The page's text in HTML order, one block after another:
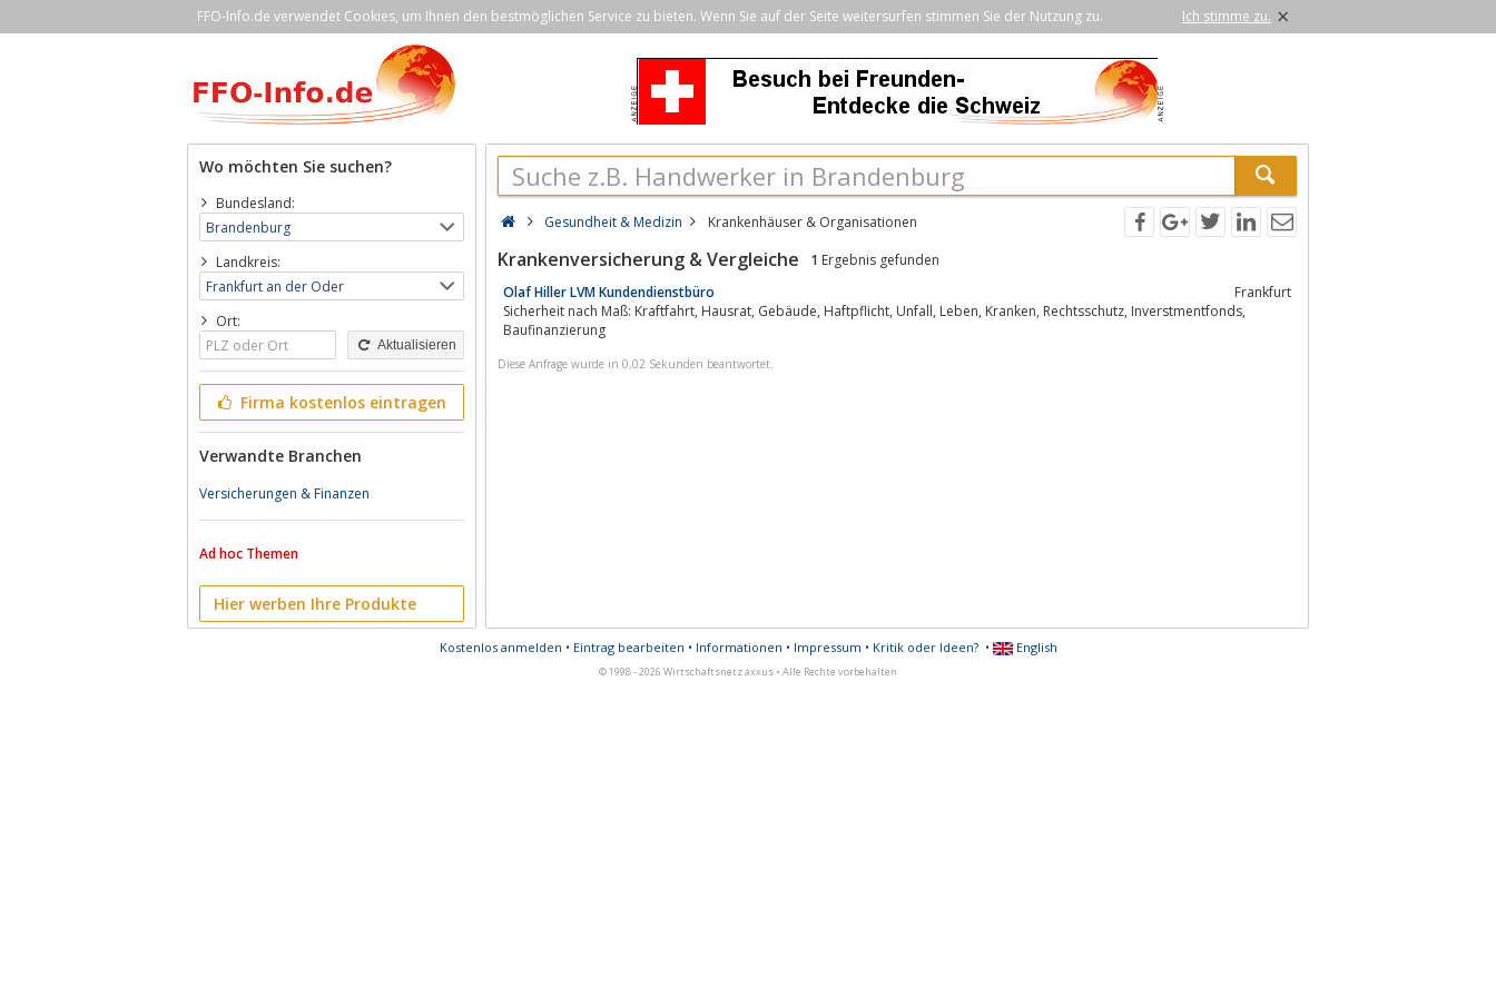
FFO-Info.de verwendet Cookies, um Ihnen den bestmöglichen Service zu bieten. Wenn Sie auf der Seite weitersurfen stimmen Sie der Nutzung zu. Ich stimme zu. ×
Wo möchten Sie suchen?
Bundesland:
Landkreis:
Ort:
Aktualisieren
Firma kostenlos eintragen
Verwandte Branchen
Versicherungen & Finanzen
Ad hoc Themen
Hier werben Ihre Produkte
Gesundheit & Medizin Krankenhäuser & Organisationen
Krankenversicherung & Vergleiche 1 Ergebnis gefunden
Olaf Hiller LVM Kundendienstbüro
Frankfurt
Sicherheit nach Maß: Kraftfahrt, Hausrat, Gebäude, Haftpflicht, Unfall, Leben, Kranken, Rechtsschutz, Inverstmentfonds,
Baufinanzierung
Diese Anfrage wurde in 0,02 Sekunden beantwortet.
Kostenlos anmelden • Eintrag bearbeiten • Informationen • Impressum • Kritik oder Ideen?• English
© 1998 - 2026 Wirtschaftsnetz axxus • Alle Rechte vorbehalten